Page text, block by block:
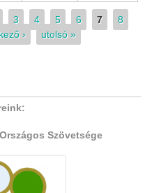
3 4 5 6 7
8
› utolsó »
Szövetsége